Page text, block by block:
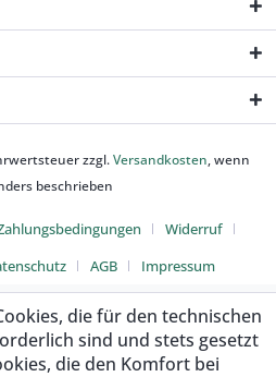
zzgl.Versandkosten, wenn
beschrieben
Widerruf
AGB Impressum
die für den technischen
sind und stets gesetzt
die den Komfort bei